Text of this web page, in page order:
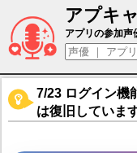
アプキ
ベラ（声
アプリの参加声
7/23 ログイン機
は復旧していま